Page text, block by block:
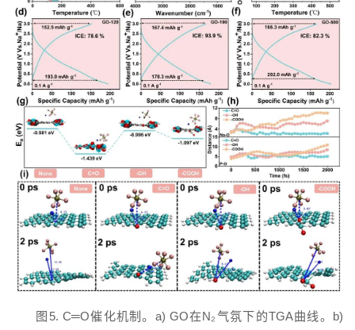
图5. C═O催化机制。a) GO在N₂气氛下的TGA曲线。b)